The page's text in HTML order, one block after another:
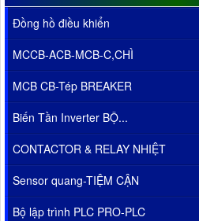
Đồng hồ điều khiển
MCCB-ACB-MCB-C,CHÌ
MCB CB-Tép BREAKER
Biến Tần Inverter BỘ...
CONTACTOR & RELAY NHIỆT
Sensor quang-TIỆM CẬN
Bộ lập trình PLC PRO-PLC